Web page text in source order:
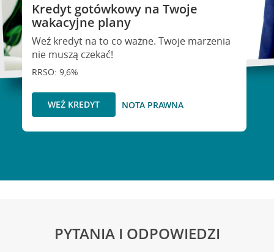
Kredyt gotówkowy na Twoje
wakacyjne plany
Weź kredyt na to co ważne. Twoje marzenia
nie muszą czekać!
RRSO: 9,6%
WEŹ KREDYT NOTA PRAWNA
PYTANIA I ODPOWIEDZI